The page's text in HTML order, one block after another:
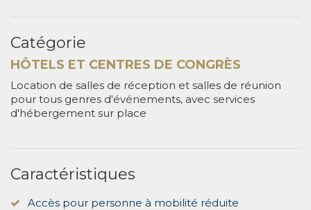
Catégorie
HÔTELS ET CENTRES DE CONGRÈS
Location de salles de réception et salles de réunion
pour tous genres d'événements, avec services
d'hébergement sur place
Caractéristiques
Accès pour personne à mobilité réduite